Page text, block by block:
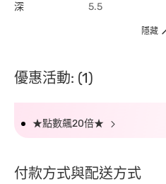
深 5.5
隱藏
優惠活動: (1)
★點數飆20倍★
付款方式與配送方式